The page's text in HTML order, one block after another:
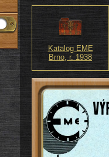
Katalog EME
Brno, r. 1938